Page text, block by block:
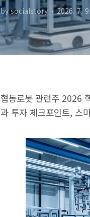
by socialstory 2026. 7. 9.
협동로봇 관련주 2026
과 투자 체크포인트, 스